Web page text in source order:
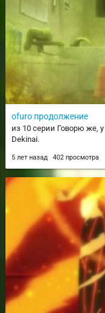
ofuro продолжение
из 10 серии Говорю же,
Dekinai.
5 лет назад 402 просмотра